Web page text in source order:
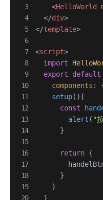
<HelloWorld
</div>
</template>
<script>
import
export
default
components :
setup( ){
const
alert ( "
      }
return {
      }
    }